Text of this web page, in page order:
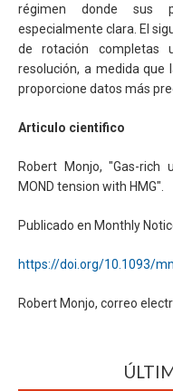
régimen donde sus
especialmente clara. El
de rotación completas
resolución, a medida que
proporcione datos más
Articulo cientifico
Robert Monjo, "Gas-rich
MOND tension with HMG".
Publicado en Monthly
https://doi.org/10.1093/
Robert Monjo, correo